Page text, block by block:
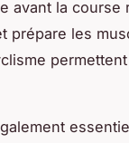
avant la course
prépare les
permettent